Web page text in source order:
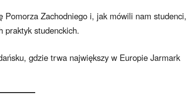
Pomorza Zachodniego i, jak mówili nam studenci,
praktyk studenckich.
gdzie trwa największy w Europie Jarmark